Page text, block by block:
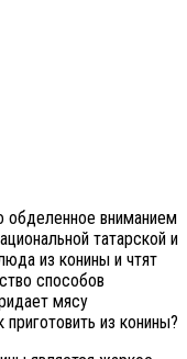
обделенное вниманием
татарской и
из конины и чтят
способов
мясу
из конины?